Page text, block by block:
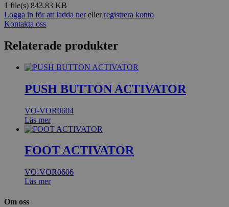
1 file(s) 843.83 KB
Logga in för att ladda nerellerregistrera konto
Kontakta oss
Relaterade produkter
PUSH BUTTON ACTIVATOR
VO-VOR0604
Läs mer
FOOT ACTIVATOR
VO-VOR0606
Läs mer
Om oss